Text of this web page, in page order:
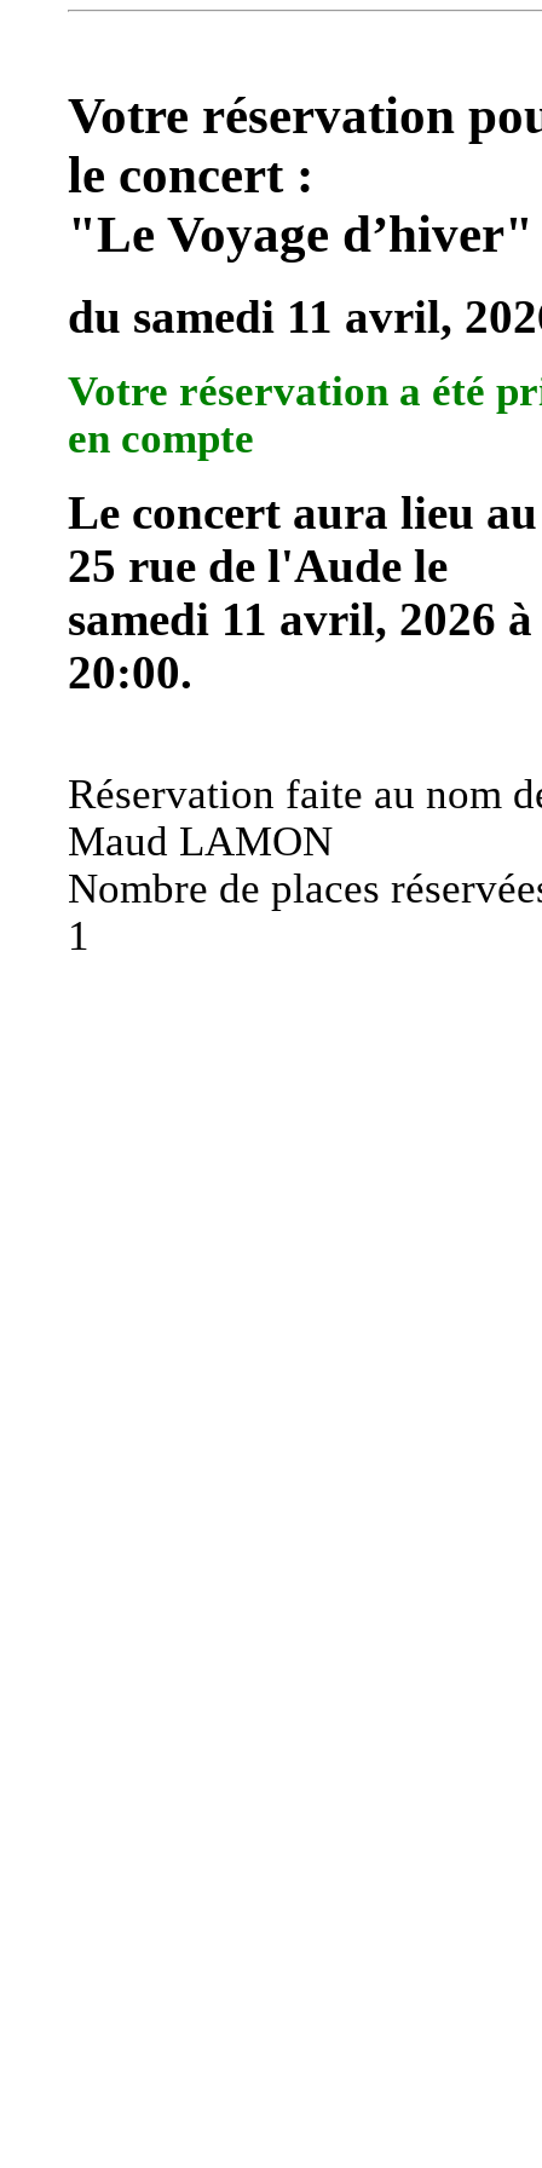
Votre réservation
le concert :
"Le Voyage d’hiver"
du samedi 11 avril,
Votre réservation a été
en compte
Le concert aura lieu au
25 rue de l'Aude le
samedi 11 avril, 2026 à
20:00.
Réservation faite au nom
Maud LAMON
Nombre de places
1